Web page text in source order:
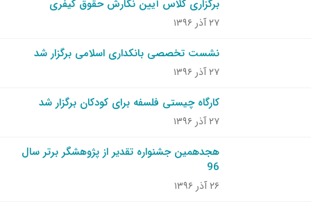
برگزاری کلاس آیین نگارش حقوق کیفری
۲۷ آذر ۱۳۹۶
نشست تخصصی بانکداری اسلامی برگزار شد
۲۷ آذر ۱۳۹۶
کارگاه چیستی فلسفه برای کودکان برگزار شد
۲۷ آذر ۱۳۹۶
هجدهمین جشنواره تقدیر از پژوهشگر برتر سال
96
۲۶ آذر ۱۳۹۶